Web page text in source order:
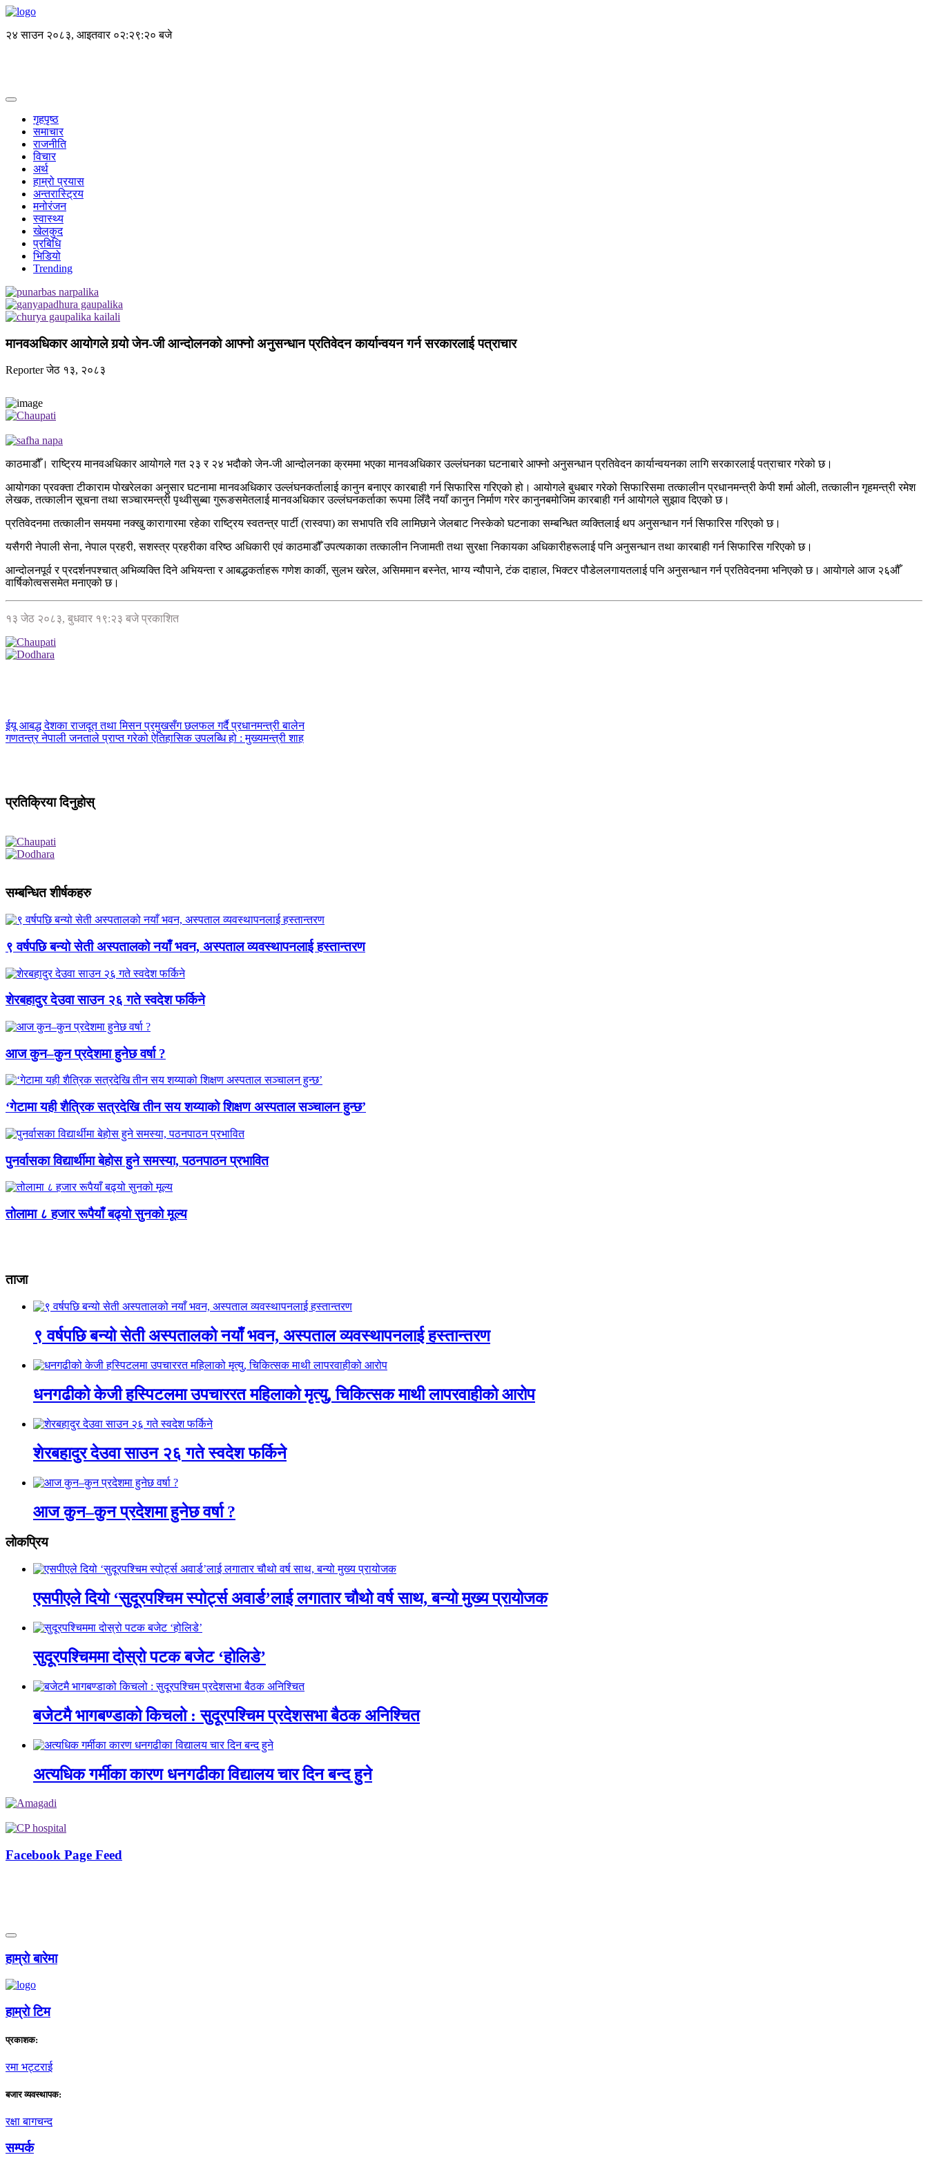
२४ साउन २०८३, आइतवार ०२:२९:२१ बजे
गृहपृष्ठ
समाचार
राजनीति
विचार
अर्थ
हाम्रो प्रयास
अन्तरास्ट्रिय
मनोरंजन
स्वास्थ्य
खेलकुद
प्रबिधि
भिडियो
Trending
मानवअधिकार आयोगले गर्‍यो जेन-जी आन्दोलनको आफ्नो अनुसन्धान प्रतिवेदन कार्यान्वयन गर्न सरकारलाई पत्राचार
Reporterजेठ १३, २०८३
काठमाडौँ। राष्ट्रिय मानवअधिकार आयोगले गत २३ र २४ भदौको जेन-जी आन्दोलनका क्रममा भएका मानवअधिकार उल्लंघनका घटनाबारे आफ्नो अनुसन्धान प्रतिवेदन कार्यान्वयनका लागि सरकारलाई पत्राचार गरेको छ।
आयोगका प्रवक्ता टीकाराम पोखरेलका अनुसार घटनामा मानवअधिकार उल्लंघनकर्तालाई कानुन बनाएर कारबाही गर्न सिफारिस गरिएको हो। आयोगले बुधबार गरेको सिफारिसमा तत्कालीन प्रधानमन्त्री केपी शर्मा ओली, तत्कालीन गृहमन्त्री रमेश
लेखक, तत्कालीन सूचना तथा सञ्चारमन्त्री पृथ्वीसुब्बा गुरूङसमेतलाई मानवअधिकार उल्लंघनकर्ताका रूपमा लिँदै नयाँ कानुन निर्माण गरेर कानुनबमोजिम कारबाही गर्न आयोगले सुझाव दिएको छ।
प्रतिवेदनमा तत्कालीन समयमा नक्खु कारागारमा रहेका राष्ट्रिय स्वतन्त्र पार्टी (रास्वपा) का सभापति रवि लामिछाने जेलबाट निस्केको घटनाका सम्बन्धित व्यक्तिलाई थप अनुसन्धान गर्न सिफारिस गरिएको छ।
यसैगरी नेपाली सेना, नेपाल प्रहरी, सशस्त्र प्रहरीका वरिष्ठ अधिकारी एवं काठमाडौँ उपत्यकाका तत्कालीन निजामती तथा सुरक्षा निकायका अधिकारीहरूलाई पनि अनुसन्धान तथा कारबाही गर्न सिफारिस गरिएको छ।
आन्दोलनपूर्व र प्रदर्शनपश्चात् अभिव्यक्ति दिने अभियन्ता र आबद्धकर्ताहरू गणेश कार्की, सुलभ खरेल, असिममान बस्नेत, भाग्य न्यौपाने, टंक दाहाल, भिक्टर पौडेललगायतलाई पनि अनुसन्धान गर्न प्रतिवेदनमा भनिएको छ। आयोगले आज २६औँ
वार्षिकोत्वससमेत मनाएको छ।
१३ जेठ २०८३, बुधवार १९:२३ बजे प्रकाशित
ईयू आबद्ध देशका राजदूत तथा मिसन प्रमुखसँग छलफल गर्दै प्रधानमन्त्री बालेन
गणतन्त्र नेपाली जनताले प्राप्त गरेको ऐतिहासिक उपलब्धि हो : मुख्यमन्त्री शाह
प्रतिक्रिया दिनुहोस्
सम्बन्धित शीर्षकहरु
९ वर्षपछि बन्यो सेती अस्पतालको नयाँ भवन, अस्पताल व्यवस्थापनलाई हस्तान्तरण
शेरबहादुर देउवा साउन २६ गते स्वदेश फर्किने
आज कुन–कुन प्रदेशमा हुनेछ वर्षा ?
‘गेटामा यही शैत्रिक सत्रदेखि तीन सय शय्याको शिक्षण अस्पताल सञ्चालन हुन्छ’
पुनर्वासका विद्यार्थीमा बेहोस हुने समस्या, पठनपाठन प्रभावित
तोलामा ८ हजार रूपैयाँ बढ्यो सुनको मूल्य
ताजा
९ वर्षपछि बन्यो सेती अस्पतालको नयाँ भवन, अस्पताल व्यवस्थापनलाई हस्तान्तरण
धनगढीको केजी हस्पिटलमा उपचाररत महिलाको मृत्यु, चिकित्सक माथी लापरवाहीको आरोप
शेरबहादुर देउवा साउन २६ गते स्वदेश फर्किने
आज कुन–कुन प्रदेशमा हुनेछ वर्षा ?
लाेकप्रिय
एसपीएले दियो ‘सुदूरपश्चिम स्पोर्ट्स अवार्ड’लाई लगातार चौथो वर्ष साथ, बन्यो मुख्य प्रायोजक
सुदूरपश्चिममा दोस्रो पटक बजेट ‘होलिडे’
बजेटमै भागबण्डाको किचलो : सुदूरपश्चिम प्रदेशसभा बैठक अनिश्चित
अत्यधिक गर्मीका कारण धनगढीका विद्यालय चार दिन बन्द हुने
Facebook Page Feed
हाम्राे बारेमा
हाम्राे टिम
प्रकाशक:
रमा भट्टराई
बजार व्यवस्थापक:
रक्षा बागचन्द
सम्पर्क